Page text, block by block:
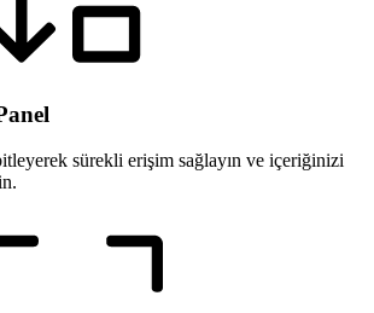
sürekli erişim sağlayın ve içeriğinizi